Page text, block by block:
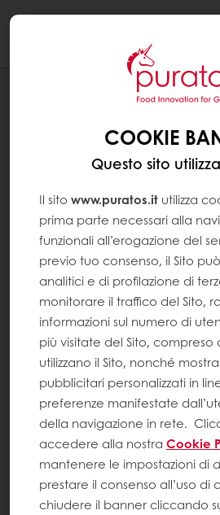
FARCITURA IN PERLE AL
COOKIE
Questo sito
Il sito www.puratos.it utilizza
prima parte necessari alla
funzionali all’erogazione del
previo tuo consenso, il Sito
analitici e di profilazione di
monitorare il traffico del Sito,
informazioni sul numero di
più visitate del Sito,
utilizzano il Sito, nonché
pubblicitari personalizzati in
preferenze manifestate
della navigazione in rete.
accedere alla nostra Cookie
mantenere le impostazioni di
prestare il consenso all’uso di
chiudere il banner cliccando